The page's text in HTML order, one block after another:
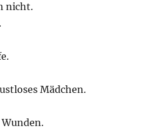
nicht.
Mädchen.